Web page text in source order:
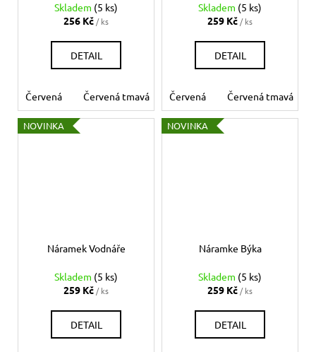
Skladem (5 ks)
256 Kč/ ks
DETAIL
Červená Červená tmavá Bílá Béžová Šedá
Skladem (5 ks)
259 Kč/ ks
DETAIL
Červená Červená tmavá
NOVINKA
Náramek Vodnáře
Skladem (5 ks)
259 Kč / ks
DETAIL
NOVINKA
Náramke Býka
Skladem (5 ks)
259 Kč / ks
DETAIL